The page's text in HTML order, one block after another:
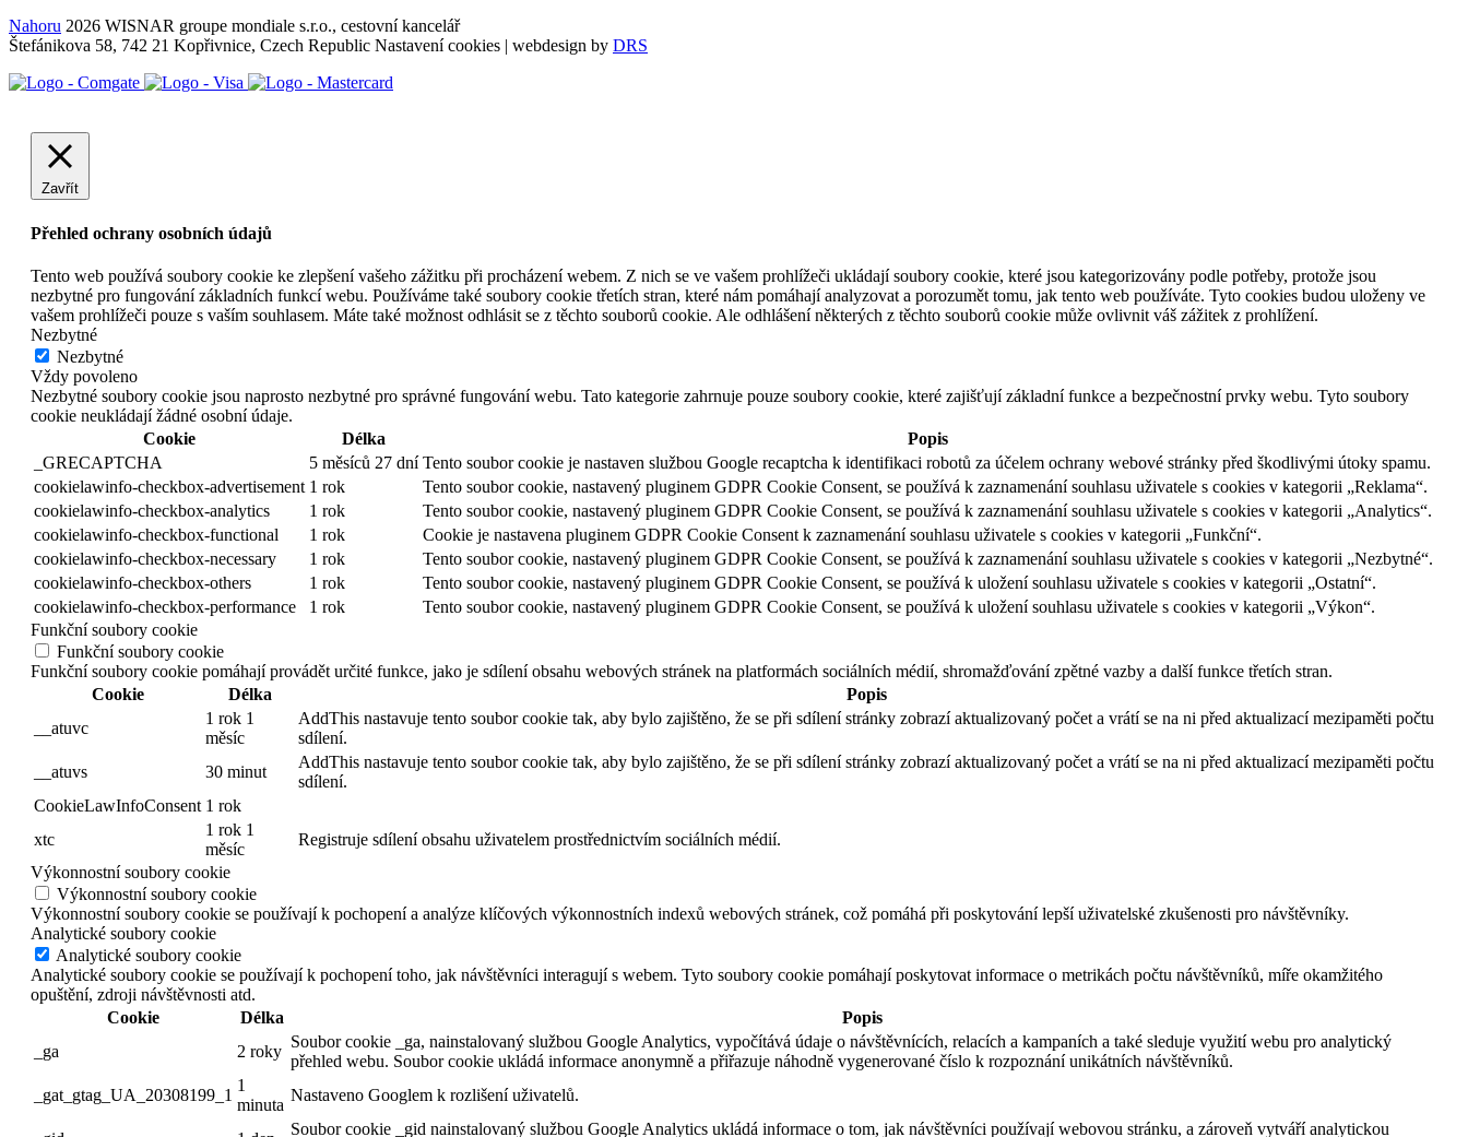
Nahoru 2026 WISNAR groupe mondiale s.r.o., cestovní kancelář
Štefánikova 58, 742 21 Kopřivnice, Czech Republic Nastavení cookies | webdesign by DRS
Zavřít
Přehled ochrany osobních údajů
Tento web používá soubory cookie ke zlepšení vašeho zážitku při procházení webem. Z nich se ve vašem prohlížeči ukládají soubory cookie, které jsou kategorizovány podle potřeby, protože jsou
nezbytné pro fungování základních funkcí webu. Používáme také soubory cookie třetích stran, které nám pomáhají analyzovat a porozumět tomu, jak tento web používáte. Tyto cookies budou uloženy ve
vašem prohlížeči pouze s vaším souhlasem. Máte také možnost odhlásit se z těchto souborů cookie. Ale odhlášení některých z těchto souborů cookie může ovlivnit váš zážitek z prohlížení.
Nezbytné
Nezbytné
Vždy povoleno
Nezbytné soubory cookie jsou naprosto nezbytné pro správné fungování webu. Tato kategorie zahrnuje pouze soubory cookie, které zajišťují základní funkce a bezpečnostní prvky webu. Tyto soubory
cookie neukládají žádné osobní údaje.
Cookie
Délka
Popis
_GRECAPTCHA
5 měsíců 27 dní Tento soubor cookie je nastaven službou Google recaptcha k identifikaci robotů za účelem ochrany webové stránky před škodlivými útoky spamu.
cookielawinfo-checkbox-advertisement 1 rok
Tento soubor cookie, nastavený pluginem GDPR Cookie Consent, se používá k zaznamenání souhlasu uživatele s cookies v kategorii „Reklama“.
cookielawinfo-checkbox-analytics
1 rok
Tento soubor cookie, nastavený pluginem GDPR Cookie Consent, se používá k zaznamenání souhlasu uživatele s cookies v kategorii „Analytics“.
cookielawinfo-checkbox-functional
1 rok
Cookie je nastavena pluginem GDPR Cookie Consent k zaznamenání souhlasu uživatele s cookies v kategorii „Funkční“.
cookielawinfo-checkbox-necessary
1 rok
Tento soubor cookie, nastavený pluginem GDPR Cookie Consent, se používá k zaznamenání souhlasu uživatele s cookies v kategorii „Nezbytné“.
cookielawinfo-checkbox-others
1 rok
Tento soubor cookie, nastavený pluginem GDPR Cookie Consent, se používá k uložení souhlasu uživatele s cookies v kategorii „Ostatní“.
cookielawinfo-checkbox-performance
1 rok
Tento soubor cookie, nastavený pluginem GDPR Cookie Consent, se používá k uložení souhlasu uživatele s cookies v kategorii „Výkon“.
Funkční soubory cookie
Funkční soubory cookie
Funkční soubory cookie pomáhají provádět určité funkce, jako je sdílení obsahu webových stránek na platformách sociálních médií, shromažďování zpětné vazby a další funkce třetích stran.
Cookie
Délka
Popis
__atuvc
1 rok 1
měsíc
AddThis nastavuje tento soubor cookie tak, aby bylo zajištěno, že se při sdílení stránky zobrazí aktualizovaný počet a vrátí se na ni před aktualizací mezipaměti počtu
sdílení.
__atuvs
30 minut
AddThis nastavuje tento soubor cookie tak, aby bylo zajištěno, že se při sdílení stránky zobrazí aktualizovaný počet a vrátí se na ni před aktualizací mezipaměti počtu
sdílení.
CookieLawInfoConsent 1 rok
xtc
1 rok 1
měsíc
Registruje sdílení obsahu uživatelem prostřednictvím sociálních médií.
Výkonnostní soubory cookie
Výkonnostní soubory cookie
Výkonnostní soubory cookie se používají k pochopení a analýze klíčových výkonnostních indexů webových stránek, což pomáhá při poskytování lepší uživatelské zkušenosti pro návštěvníky.
Analytické soubory cookie
Analytické soubory cookie
Analytické soubory cookie se používají k pochopení toho, jak návštěvníci interagují s webem. Tyto soubory cookie pomáhají poskytovat informace o metrikách počtu návštěvníků, míře okamžitého
opuštění, zdroji návštěvnosti atd.
Cookie
Délka
Popis
_ga
2 roky
Soubor cookie _ga, nainstalovaný službou Google Analytics, vypočítává údaje o návštěvnících, relacích a kampaních a také sleduje využití webu pro analytický
přehled webu. Soubor cookie ukládá informace anonymně a přiřazuje náhodně vygenerované číslo k rozpoznání unikátních návštěvníků.
_gat_gtag_UA_20308199_1
1
minuta
Nastaveno Googlem k rozlišení uživatelů.
Soubor cookie _gid nainstalovaný službou Google Analytics ukládá informace o tom, jak návštěvníci používají webovou stránku, a zároveň vytváří analytickou